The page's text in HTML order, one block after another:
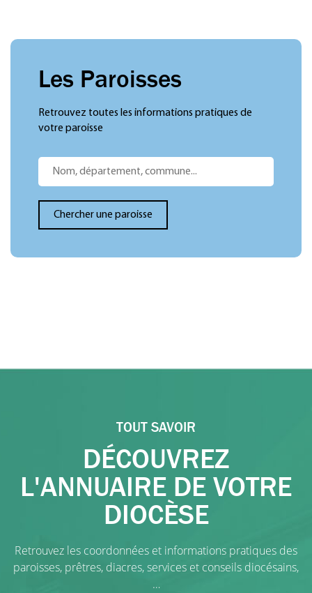
Les Paroisses
Retrouvez toutes les informations pratiques de
votre paroisse
TOUT SAVOIR
DÉCOUVREZ
L'ANNUAIRE DE VOTRE
DIOCÈSE
Retrouvez les coordonnées et informations pratiques des
paroisses, prêtres, diacres, services et conseils diocésains,
…